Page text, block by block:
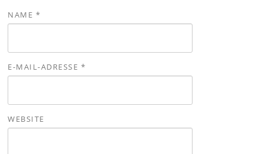
NAME *
E-MAIL-ADRESSE *
WEBSITE